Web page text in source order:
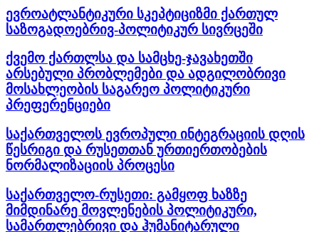
ევროატლანტიკური სკეპტიციზმი ქართულ
საზოგადოებრივ-პოლიტიკურ სივრცეში
ქვემო ქართლსა და სამცხე-ჯავახეთში
არსებული პრობლემები და ადგილობრივი
მოსახლეობის საგარეო პოლიტიკური
პრეფერენციები
საქართველოს ევროპული ინტეგრაციის დღის
წესრიგი და რუსეთთან ურთიერთობების
ნორმალიზაციის პროცესი
საქართველო-რუსეთი: გამყოფ ხაზზე
მიმდინარე მოვლენების პოლიტიკური,
სამართლებრივი და ჰუმანიტარული